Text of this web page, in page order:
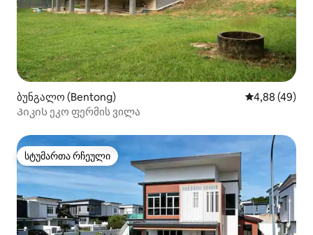
ბუნგალო (Bentong) საშუალო
4,88 (49)
Პიკის ეკო ფერმის ვილა
სტუმართა რჩეული
სტუმართა რჩეული